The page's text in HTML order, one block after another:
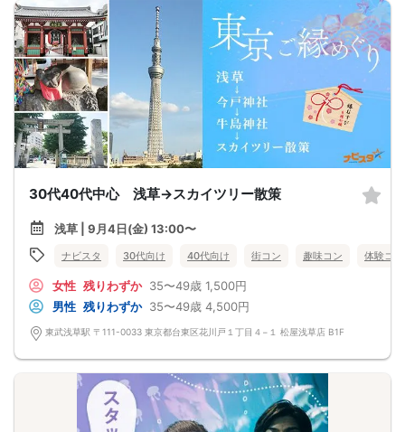
30代40代中心 浅草→スカイツリー散策
浅草 | 9月4日(金) 13:00〜
ナビスタ 30代向け 40代向け 街コン 趣味コン 体験コン
女性 残りわずか 35〜49歳 1,500円
男性 残りわずか 35〜49歳 4,500円
東武浅草駅 〒111-0033 東京都台東区花川戸１丁目４−１ 松屋浅草店 B1F